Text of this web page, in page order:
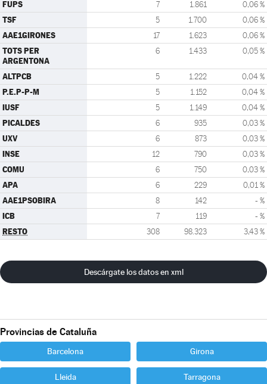
FUPS 7 1.861 0,06 %
TSF 5 1.700 0,06 %
AAE1GIRONES 17 1.623 0,06 %
TOTS PER
ARGENTONA
6 1.433 0,05 %
ALTPCB 5 1.222 0,04 %
P.E.P-P-M 5 1.152 0,04 %
IUSF 5 1.149 0,04 %
PICALDES 6 935 0,03 %
UXV 6 873 0,03 %
INSE 12 790 0,03 %
COMU 6 750 0,03 %
APA 6 229 0,01 %
AAE1PSOBIRA 8 142 - %
ICB 7 119 - %
RESTO 308 98.323 3,43 %
Descárgate los datos en xml
Provincias de Cataluña
Barcelona Girona
Lleida Tarragona